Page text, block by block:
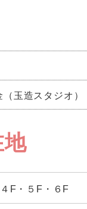
（玉造スタジオ）
F・５F・６F